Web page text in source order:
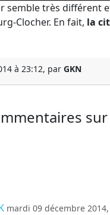
semble très différent
Clocher. En fait, la
à 23:12, par GKN
mardi 09 décembre 2014,